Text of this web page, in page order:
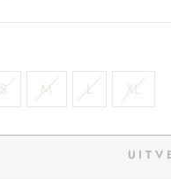
S M L XL